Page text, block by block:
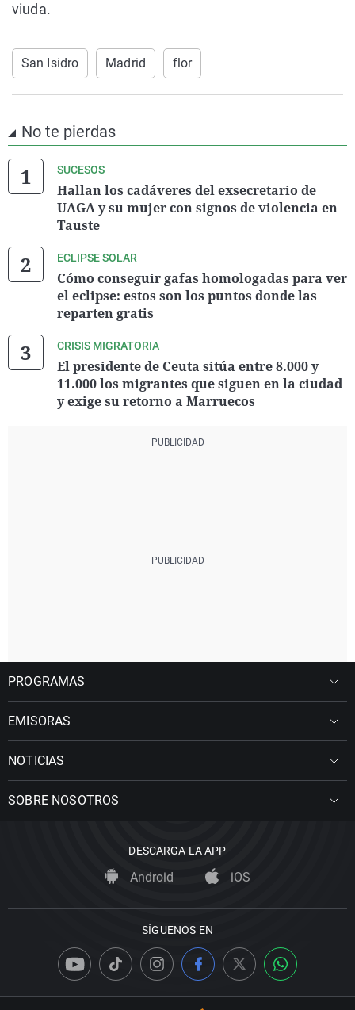
viuda.
San Isidro Madrid flor
No te pierdas
SUCESOS
Hallan los cadáveres del exsecretario de
UAGA y su mujer con signos de violencia en
Tauste
ECLIPSE SOLAR
Cómo conseguir gafas homologadas para ver
el eclipse: estos son los puntos donde las
reparten gratis
CRISIS MIGRATORIA
El presidente de Ceuta sitúa entre 8.000 y
11.000 los migrantes que siguen en la ciudad
y exige su retorno a Marruecos
PROGRAMAS
EMISORAS
NOTICIAS
SOBRE NOSOTROS
DESCARGA LA APP
Android iOS
SÍGUENOS EN